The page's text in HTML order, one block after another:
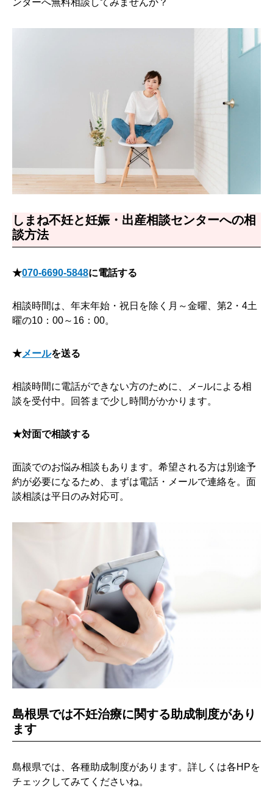
ンターへ無料相談してみませんか？
しまね不妊と妊娠・出産相談センターへの相
談方法
★070-6690-5848に電話する
相談時間は、年末年始・祝日を除く月～金曜、第2・4土
曜の10：00～16：00。
★メールを送る
相談時間に電話ができない方のために、メ−ルによる相
談を受付中。回答まで少し時間がかかります。
★対面で相談する
面談でのお悩み相談もあります。希望される方は別途予
約が必要になるため、まずは電話・メールで連絡を。面
談相談は平日のみ対応可。
島根県では不妊治療に関する助成制度があり
ます
島根県では、各種助成制度があります。詳しくは各HPを
チェックしてみてくださいね。